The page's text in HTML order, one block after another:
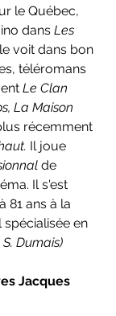
le Québec,
dans Les
voit dans bon
téléromans
Le Clan
La Maison
récemment
Il joue
de
Il s'est
81 ans à la
spécialisée en
Dumais)
Jacques